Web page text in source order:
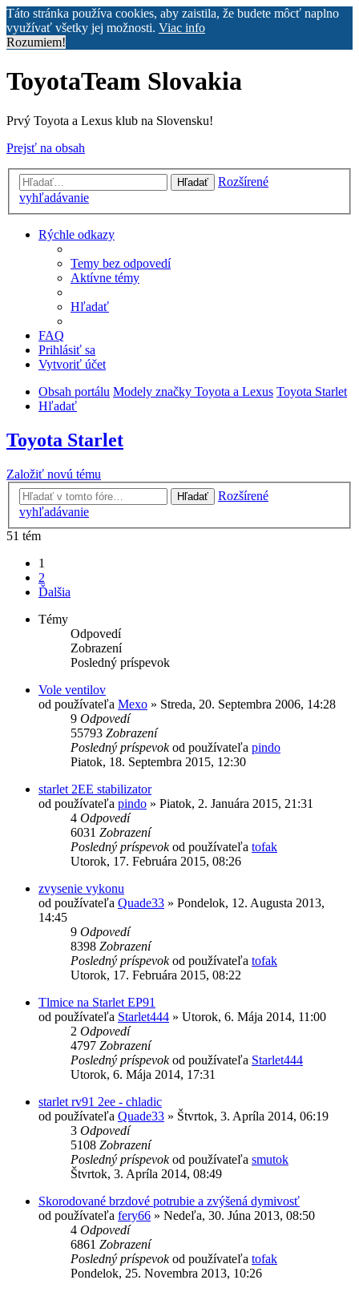
Táto stránka používa cookies, aby zaistila, že budete môcť naplno
využívať všetky jej možnosti. Viac info
Rozumiem!
ToyotaTeam Slovakia
Prvý Toyota a Lexus klub na Slovensku!
Prejsť na obsah
Hľadať
Rozšírené
vyhľadávanie
Rýchle odkazy
Temy bez odpovedí
Aktívne témy
Hľadať
FAQ
Prihlásiť sa
Vytvoriť účet
Obsah portálu Modely značky Toyota a Lexus Toyota Starlet
Hľadať
Toyota Starlet
Založiť novú tému
Hľadať
Rozšírené
vyhľadávanie
51 tém
1
2
Ďalšia
Témy
Odpovedí
Zobrazení
Posledný príspevok
Vole ventilov
od používateľa Mexo » Streda, 20. Septembra 2006, 14:28
9 Odpovedí
55793 Zobrazení
Posledný príspevokod používateľa pindo
Piatok, 18. Septembra 2015, 12:30
starlet 2EE stabilizator
od používateľa pindo » Piatok, 2. Januára 2015, 21:31
4 Odpovedí
6031 Zobrazení
Posledný príspevokod používateľa tofak
Utorok, 17. Februára 2015, 08:26
zvysenie vykonu
od používateľa Quade33 » Pondelok, 12. Augusta 2013,
14:45
9 Odpovedí
8398 Zobrazení
Posledný príspevokod používateľa tofak
Utorok, 17. Februára 2015, 08:22
Tlmice na Starlet EP91
od používateľa Starlet444 » Utorok, 6. Mája 2014, 11:00
2 Odpovedí
4797 Zobrazení
Posledný príspevokod používateľa Starlet444
Utorok, 6. Mája 2014, 17:31
starlet rv91 2ee - chladic
od používateľa Quade33 » Štvrtok, 3. Apríla 2014, 06:19
3 Odpovedí
5108 Zobrazení
Posledný príspevokod používateľa smutok
Štvrtok, 3. Apríla 2014, 08:49
Skorodované brzdové potrubie a zvýšená dymivosť
od používateľa fery66 » Nedeľa, 30. Júna 2013, 08:50
4 Odpovedí
6861 Zobrazení
Posledný príspevokod používateľa tofak
Pondelok, 25. Novembra 2013, 10:26